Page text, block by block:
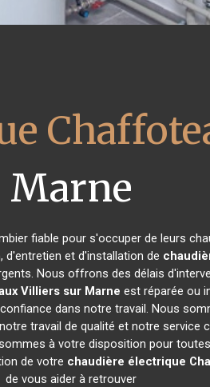
Marne
fiable pour s'occuper de leurs
et d'installation de
Nous offrons des délais
Villiers sur Marne est réparée ou
dans notre travail. Nous
travail de qualité et notre service
à votre disposition pour
de votre chaudière électrique
de vous aider à retrouver